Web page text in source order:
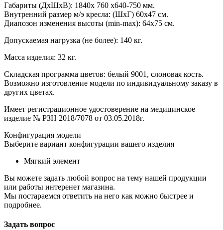
Габариты (ДхШхВ): 1840x 760 x640-750 мм.
Внутренний размер м/э кресла: (ШxГ) 60x47 см.
Диапозон изменения высоты (min-max): 64х75 см.
Допускаемая нагрузка (не более): 140 кг.
Масса изделия: 32 кг.
Складская программа цветов: белый 9001, слоновая кость.
Возможно изготовление модели по индивидуальному заказу в
других цветах.
Имеет регистрационное удостоверение на медицинское
изделие № РЗН 2018/7078 от 03.05.2018г.
Конфигурация модели
Выберите вариант конфигурации вашего изделия
Мягкий элемент
Вы можете задать любой вопрос на тему нашей продукции
или работы интеренет магазина.
Мы постараемся ответить на него как можно быстрее и
подробнее.
Задать вопрос